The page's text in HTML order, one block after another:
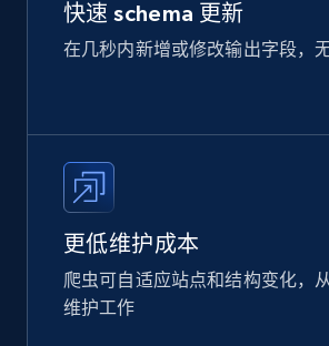
快速 schema 更新
在几秒内新增或修改输出字段，
更低维护成本
爬虫可自适应站点和结构变化，
维护工作